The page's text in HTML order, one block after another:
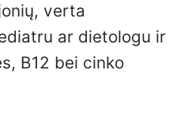
verta
ar dietologu ir
B12 bei cinko